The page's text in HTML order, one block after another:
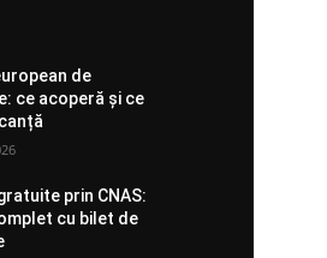
de
ce acoperă și ce
prin CNAS:
cu bilet de